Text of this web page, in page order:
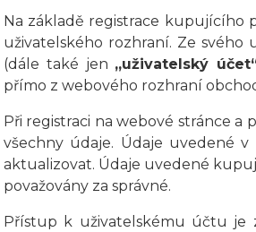
Na základě registrace kupujícího
uživatelského rozhraní. Ze
(dále také jen „uživatelský
přímo z webového rozhraní
Při registraci na webové stránce
všechny údaje. Údaje uvedené
aktualizovat. Údaje uvedené
považovány za správné.
Přístup k uživatelskému účtu je